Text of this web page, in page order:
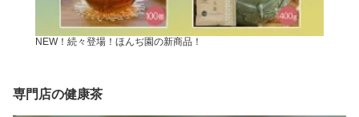
NEW！続々登場！ほんぢ園の新商品！
専門店の健康茶